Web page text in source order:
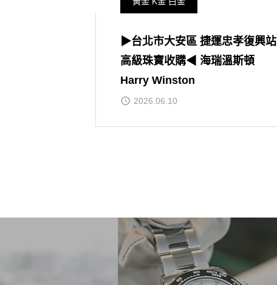
▶台北市大安區 捷運忠孝復興站
高級珠寶收購◀ 海瑞溫斯頓
Harry Winston
2026.06.10